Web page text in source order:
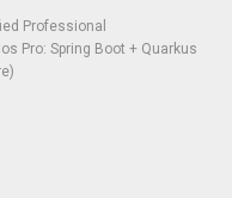
Professional
Pro: Spring Boot + Quarkus